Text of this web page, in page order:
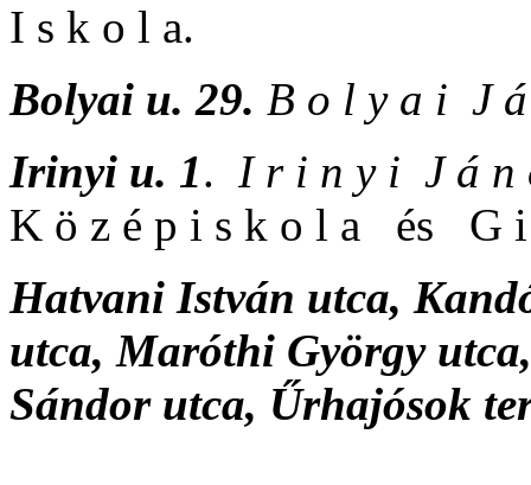
I s k o l a.
Bolyai u. 29. B o l y a i J
Irinyi u. 1. I r i n y i J á
K ö z é p i s k o l a és G i
Hatvani István utca,
utca, Maróthi György
Sándor utca, Űrhajósok